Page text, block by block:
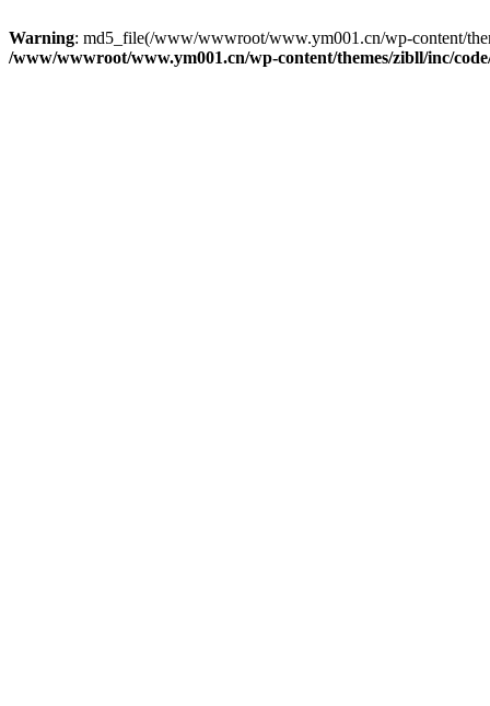
Warning: md5_file(/www/wwwroot/www.ym001.cn/wp-content/
/www/wwwroot/www.ym001.cn/wp-content/themes/zibll/inc/